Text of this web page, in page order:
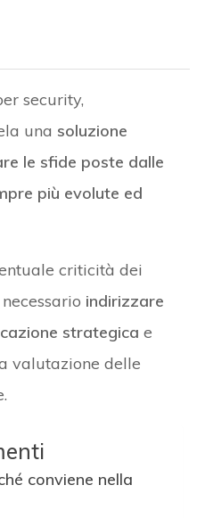
security,
una soluzione
le sfide poste dalle
più evolute ed
criticità dei
indirizzare
strategica e
valutazione delle
conviene nella